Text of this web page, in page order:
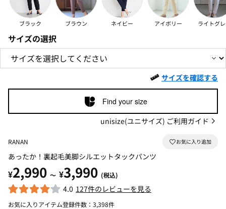
ブラック ブラウン ネイビー アイボリー ライトグ
サイズの選択
サイズを確認する
Find your size
unisize(ユニサイズ) ご利用ガイド
RANAN
あったか！裏起毛美脚シルエットタックパンツ
¥2,990 ～ ¥3,990 (税込)
4.0 127件のレビューを見る
お気に入りアイテム登録件数： 3,398件